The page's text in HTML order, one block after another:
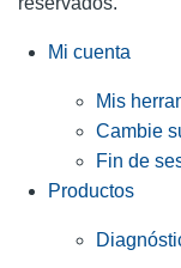
Mi cuenta
Mis
Cambie
Fin de
Productos